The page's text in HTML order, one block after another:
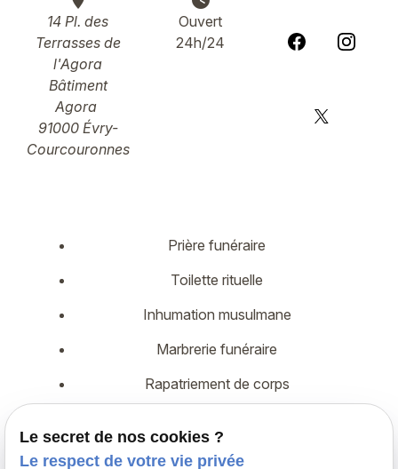
14 Pl. des
Terrasses de
l'Agora
Bâtiment
Agora
91000 Évry-
Courcouronnes
Ouvert
24h/24
Prière funéraire
Toilette rituelle
Inhumation musulmane
Marbrerie funéraire
Rapatriement de corps
Assurance décès
Le secret de nos cookies ?
Le respect de votre vie privée